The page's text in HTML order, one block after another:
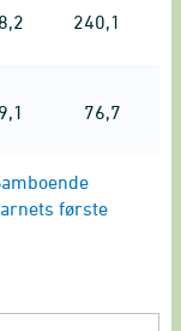
240,1
76,7
første